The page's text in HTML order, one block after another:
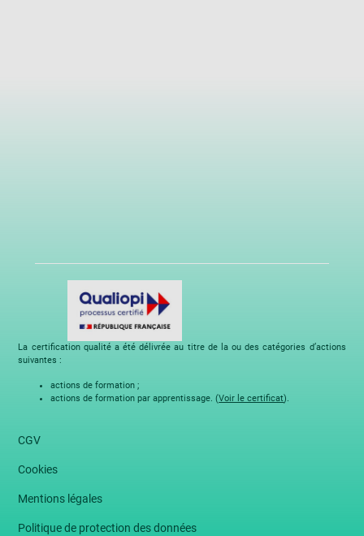
La certification qualité a été délivrée au titre de la ou des catégories d’actions
suivantes :
actions de formation ;
actions de formation par apprentissage. (Voir le certificat).
CGV
Cookies
Mentions légales
Politique de protection des données